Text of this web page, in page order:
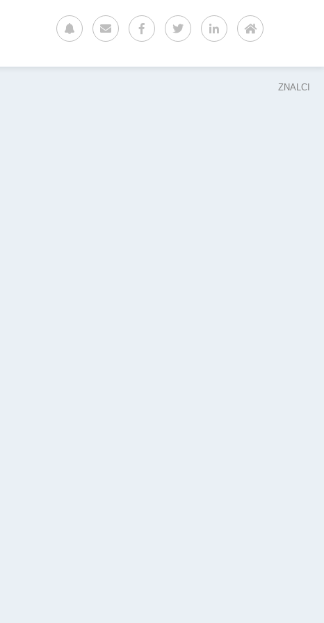
ZNALCI